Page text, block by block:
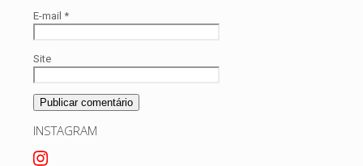
E-mail *
Site
INSTAGRAM